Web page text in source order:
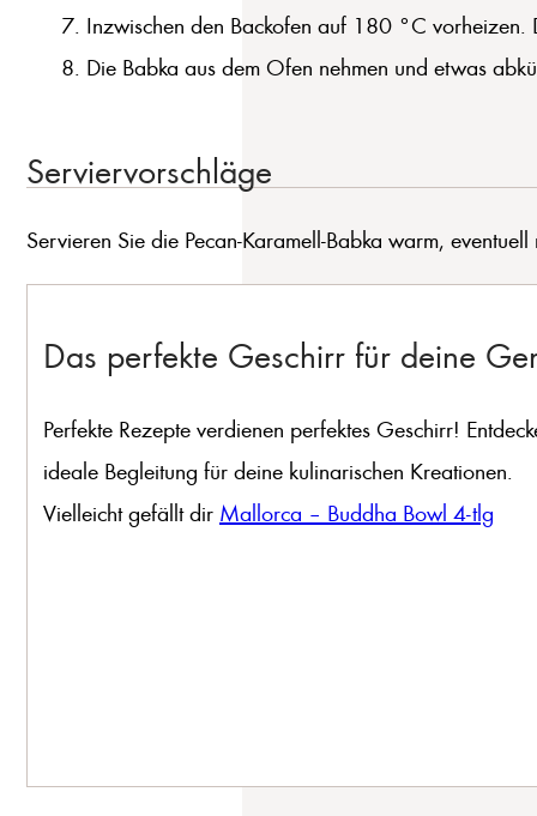
Inzwischen den Backofen auf 180 °C
Die Babka aus dem Ofen nehmen und etwas
Serviervorschläge
Servieren Sie die Pecan-Karamell-Babka warm,
Das perfekte Geschirr für deine
Perfekte Rezepte verdienen perfektes Geschirr!
ideale Begleitung für deine kulinarischen Kreationen.
Vielleicht gefällt dir Mallorca – Buddha Bowl 4-tlg